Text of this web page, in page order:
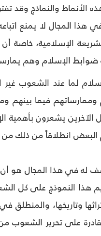
والنماذج وقد
هذا المجال لا يمنع
الإسلامية، خاصة
ضوابط الإسلام وهم
لما عند الشعوب
فيما بينهم
الآخرين يشعرون بأهمية
انطلاقاً من ذلك من
له في هذا المجال هو أن
هذا النموذج على كل
وتاريخها،
على تحرير الشعوب